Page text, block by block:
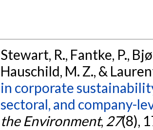
Stewart, R., Fantke, P.,
Hauschild, M. Z., &
in corporate
sectoral, and company-
the Environment, 27(8),